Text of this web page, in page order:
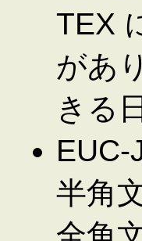
TEX
があ
きる
EUC-
半角